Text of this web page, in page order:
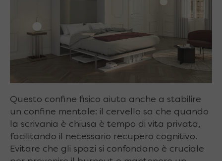
Questo confine fisico aiuta anche a stabilire
un confine mentale: il cervello sa che quando
la scrivania è chiusa è tempo di vita privata,
facilitando il necessario recupero cognitivo.
Evitare che gli spazi si confondano è cruciale